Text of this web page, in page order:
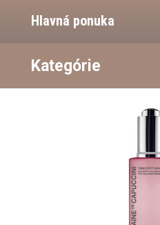
Hlavná ponuka
Kategórie